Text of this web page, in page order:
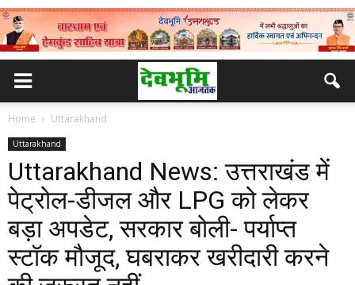
Home Uttarakhand
Uttarakhand
Uttarakhand News: उत्तराखंड में
पेट्रोल-डीजल और LPG को लेकर
बड़ा अपडेट, सरकार बोली- पर्याप्त
स्टॉक मौजूद, घबराकर खरीदारी करने